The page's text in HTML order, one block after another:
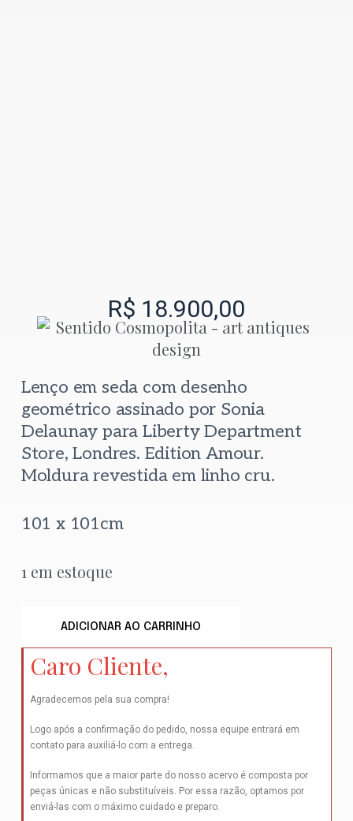
R$ 18.900,00
Lenço em seda com desenho
geométrico assinado por Sonia
Delaunay para Liberty Department
Store, Londres. Edition Amour.
Moldura revestida em linho cru.
101 x 101cm
1 em estoque
ADICIONAR AO CARRINHO
Caro Cliente,
Agradecemos pela sua compra!
Logo após a confirmação do pedido, nossa equipe entrará em
contato para auxiliá-lo com a entrega.
Informamos que a maior parte do nosso acervo é composta por
peças únicas e não substituíveis. Por essa razão, optamos por
enviá-las com o máximo cuidado e preparo.